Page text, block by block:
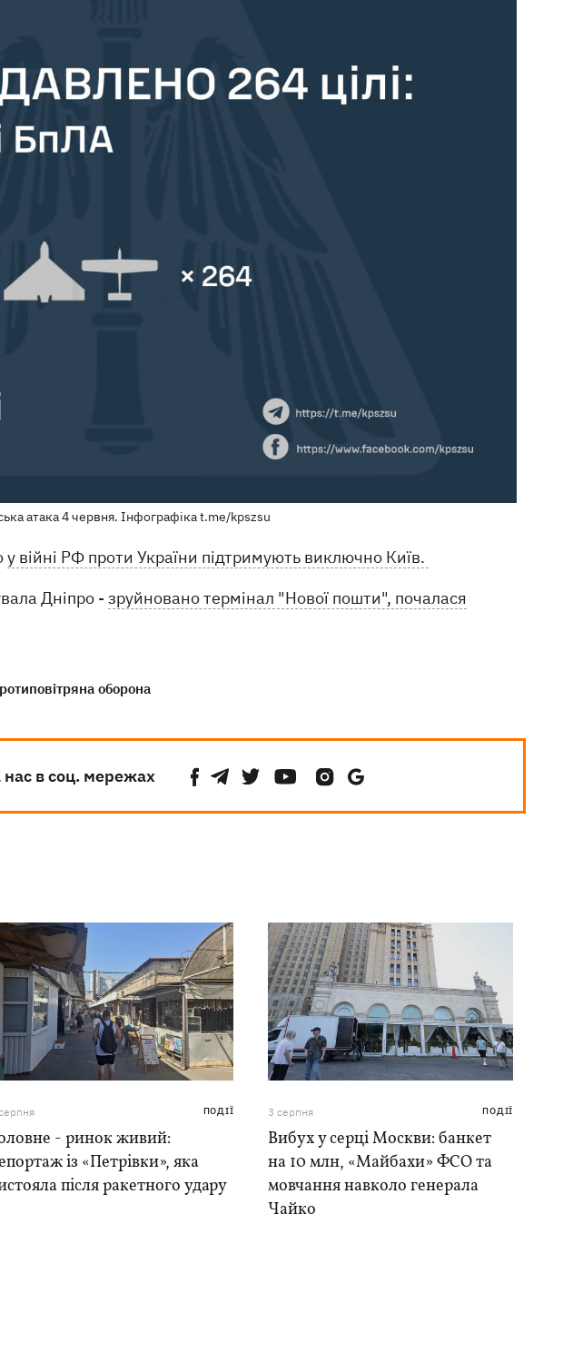
атака 4 червня. Інфографіка t.me/kpszsu
у війні РФ проти України підтримують виключно Київ.
Дніпро - зруйновано термінал "Нової пошти", почалася
оборона
нас в соц. мережах
ПОДІЇ
- ринок живий:
із «Петрівки», яка
після ракетного удару
3 серпня ПОДІЇ
Вибух у серці Москви: банкет
на 10 млн, «Майбахи» ФСО та
мовчання навколо генерала
Чайко